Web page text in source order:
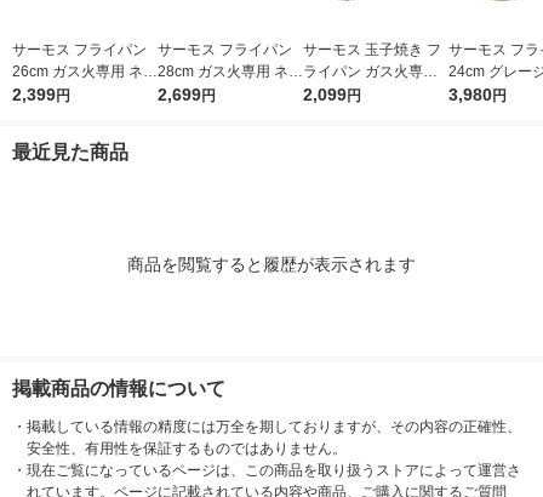
サーモス フライパン
26cm ガス火専用 ネイ
ビー KFI-026 NVY 1個
2,399円
サーモス フライパン
28cm ガス火専用 ネイ
ビー KFI-028 NVY 1個
2,699円
サーモス 玉子焼き フ
ライパン ガス火専用
ネイビー KFI-013E N
2,099円
サーモス フラ
24cm グレー
ガス火対応
3,980円
最近見た商品
商品を閲覧すると履歴が表示されます
掲載商品の情報について
・ 掲載している情報の精度には万全を期しておりますが、その内容の正確性、
安全性、有用性を保証するものではありません。
・ 現在ご覧になっているページは、この商品を取り扱うストアによって運営さ
れています。ページに記載されている内容や商品、ご購入に関するご質問